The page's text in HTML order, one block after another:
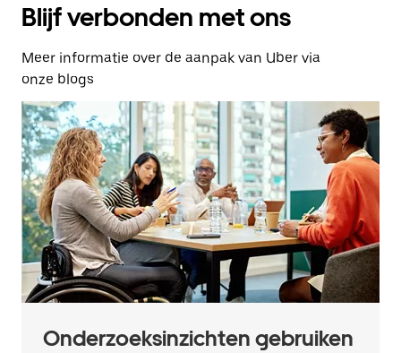
Blijf verbonden met ons
Meer informatie over de aanpak van Uber via
onze blogs
Onderzoeksinzichten gebruiken